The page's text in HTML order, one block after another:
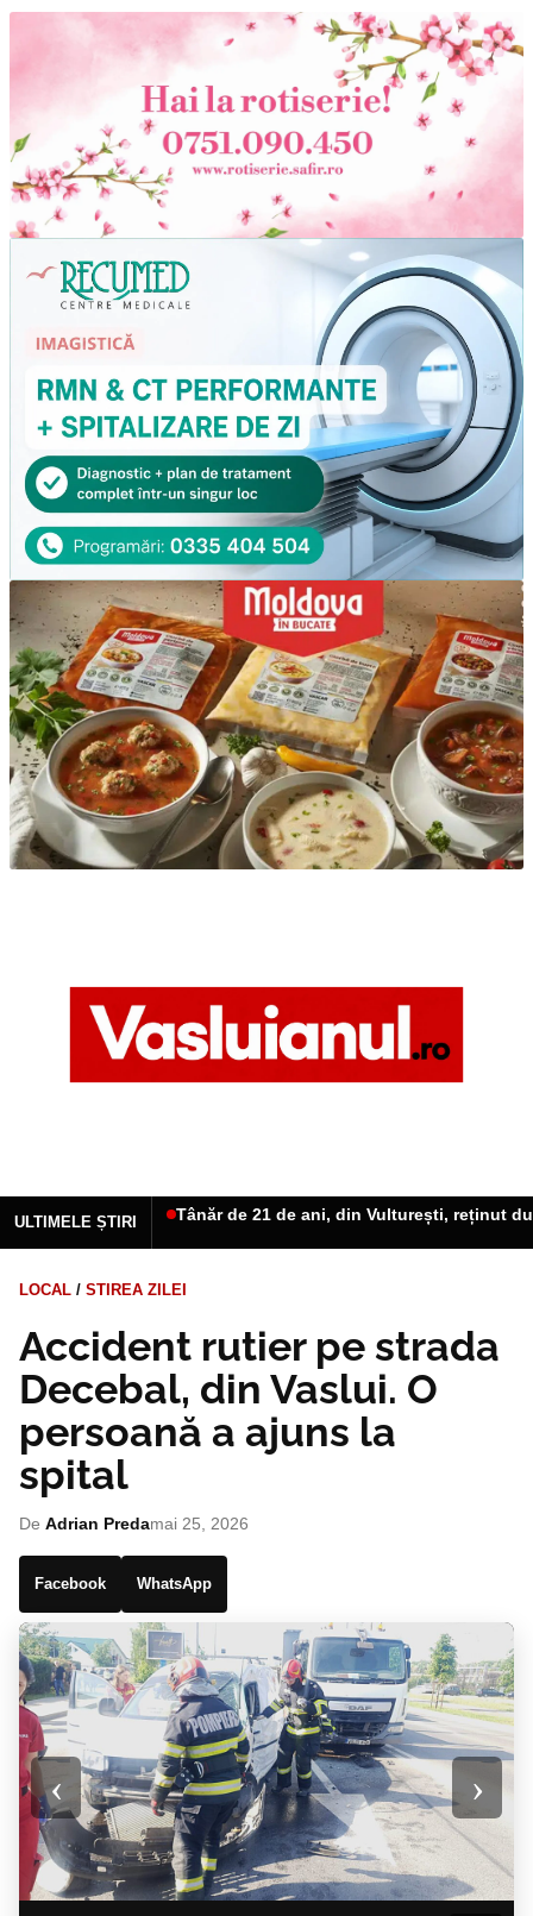
ULTIMELE ȘTIRI Tânăr de 21 de ani, din Vulturești, reținut
LOCAL / STIREA ZILEI
Accident rutier pe strada
Decebal, din Vaslui. O
persoană a ajuns la
spital
De Adrian Predamai 25, 2026
Facebook WhatsApp
‹ ›